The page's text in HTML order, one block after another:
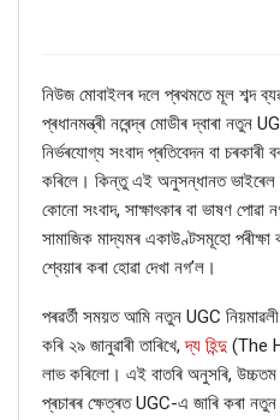
নিউজ মোবাইলৰ দলে প্ৰথমতে মূল শব্দ
প্ৰধানমন্ত্ৰী নৰেন্দ্ৰ মোডীৰ দ্বাৰা নতুন
নিৰ্ভৰযোগ্য সংবাদ প্ৰতিবেদন বা চৰকাৰী
কৰিলে। কিন্তু এই অনুসন্ধানত ভাইৰেল
কোনো সংবাদ, সাক্ষাৎকাৰ বা ভাষণ পোৱা
সামাজিক মাদ্যমৰ একাউণ্টসমূহো
শ্বেয়াৰ কৰা হোৱা দেখা নগ’ল।
পৰৱৰ্তী সময়ত আমি নতুন UGC নিয়মাৱলী
কৰি ২৯ জানুৱাৰী তাৰিখে,দ্য হিন্দু (The
লাভ কৰিলো। এই বাতৰি অনুসৰি, উচ্চতম
প্ৰচাৰৰ ক্ষেত্ৰত UGC-এ জাৰি কৰা নতুন